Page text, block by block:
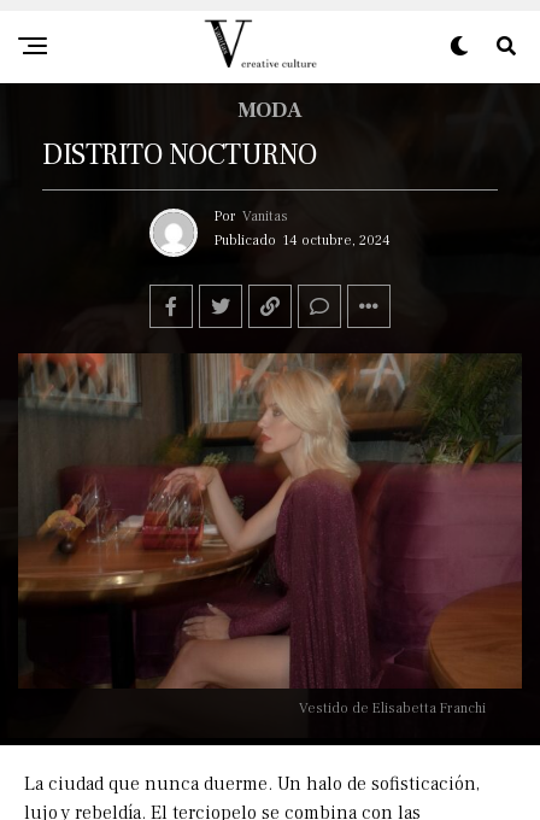
Vestido de Elisabetta Franchi
MODA
DISTRITO NOCTURNO
Por Vanitas
Publicado 14 octubre, 2024
La ciudad que nunca duerme. Un halo de sofisticación,
lujo y rebeldía. El terciopelo se combina con las